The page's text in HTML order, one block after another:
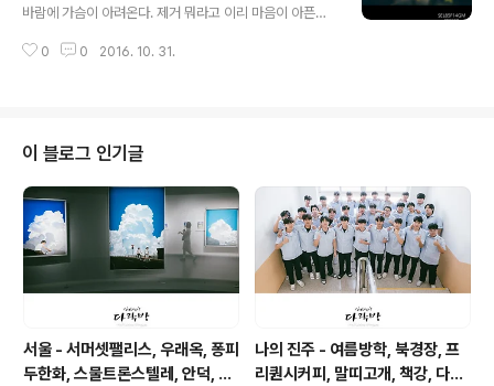
바람에 가슴이 아려온다. 제거 뭐라고 이리 마음이 아픈
0 0 2016. 10. 31.
이 블로그 인기글
서울 - 서머셋팰리스, 우래옥, 퐁피
두한화, 스물트론스텔레, 안덕, 위
나의 진주 - 여름방학, 북경장, 프
리퀀시커피, 말띠고개, 책강, 다원,